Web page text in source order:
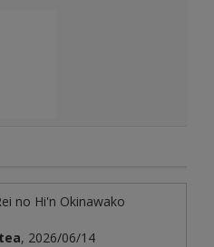
no Hi'n Okinawako
, 2026/06/14